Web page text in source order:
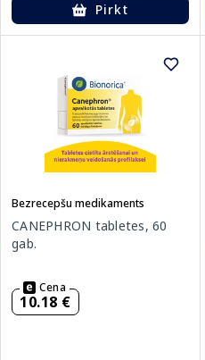
Pirkt
Bezrecepšu medikaments
CANEPHRON tabletes, 60
gab.
Cena
10.18 €